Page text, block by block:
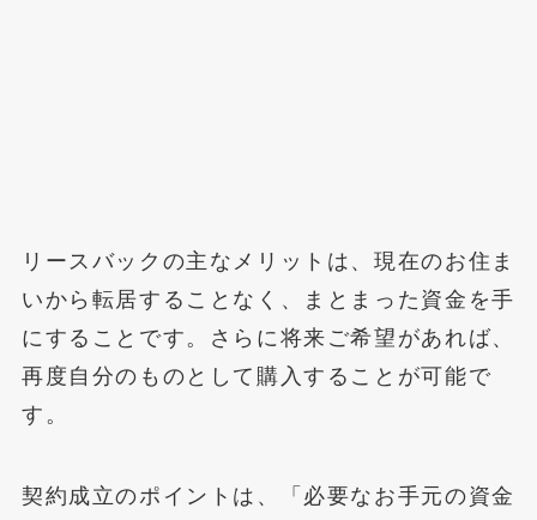
リースバックの主なメリットは、現在のお住ま
いから転居することなく、まとまった資金を手
にすることです。さらに将来ご希望があれば、
再度自分のものとして購入することが可能で
す。
契約成立のポイントは、「必要なお手元の資金